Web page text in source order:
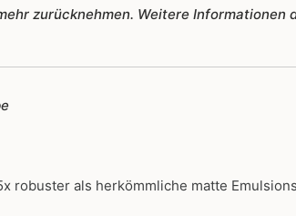
zurücknehmen. Weitere Informationen
robuster als herkömmliche matte